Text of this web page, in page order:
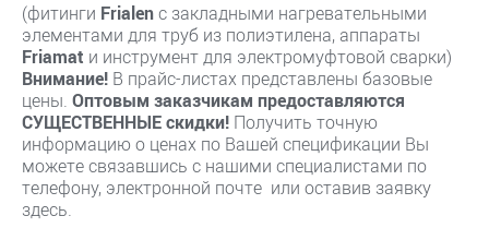
(фитинги Frialenс закладными нагревательными
элементами для труб из полиэтилена, аппараты
Friamat и инструмент для электромуфтовой сварки)
Внимание! В прайс-листах представлены базовые
цены. Оптовым заказчикам предоставляются
СУЩЕСТВЕННЫЕ скидки! Получить точную
информацию о ценах по Вашей спецификации Вы
можете связавшись с нашими специалистами по
телефону, электронной почте или оставив заявку
здесь.